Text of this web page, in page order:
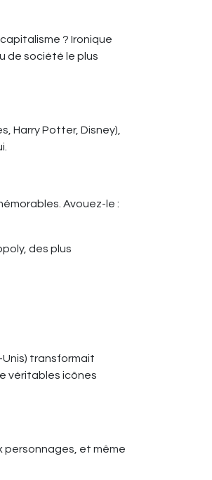
? Ironique
de société le plus
Harry Potter, Disney),
Avouez-le :
des plus
transformait
véritables icônes
personnages, et même